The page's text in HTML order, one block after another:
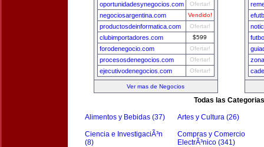
oportunidadesynegocios.com Ofertar!
negociosargentina.com Vendido!
productosdeinformatica.com Ofertar!
clubimportadores.com $599
forodenegocio.com Ofertar!
procesosdenegocios.com Ofertar!
ejecutivodenegocios.com Ofertar!
Ver mas de Negocios
Todas las Categorias
Alimentos y Bebidas (37) Artes y Cultura (26)
Ciencia e InvestigaciÃ³n
(8)
Compras y Comercio
ElectrÃ³nico (341)